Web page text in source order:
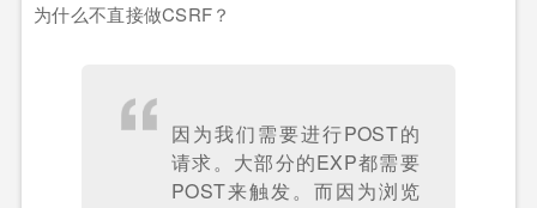
为什么不直接做CSRF？
因为我们需要进行POST的
请求。大部分的EXP都需要
POST来触发。而因为浏览